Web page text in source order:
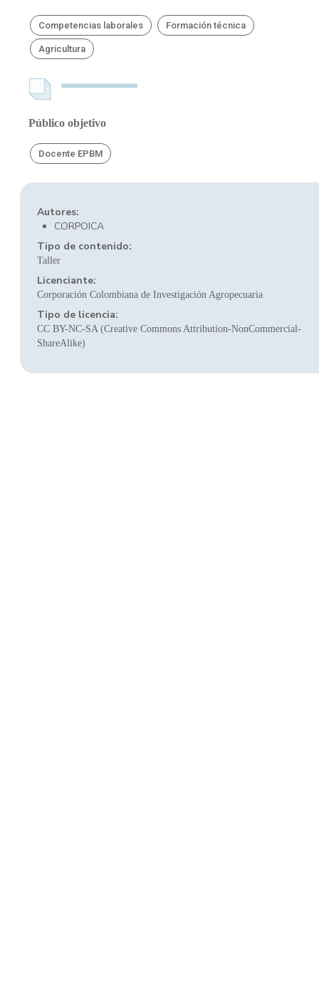
Competencias laborales Formación técnica
Agricultura
Público objetivo
Docente EPBM
Autores:
CORPOICA
Tipo de contenido:
Taller
Licenciante:
Corporación Colombiana de Investigación Agropecuaria
Tipo de licencia:
CC BY-NC-SA (Creative Commons Attribution-NonCommercial-
ShareAlike)